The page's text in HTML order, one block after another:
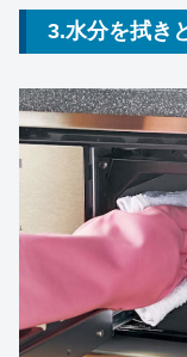
3.水分を拭き